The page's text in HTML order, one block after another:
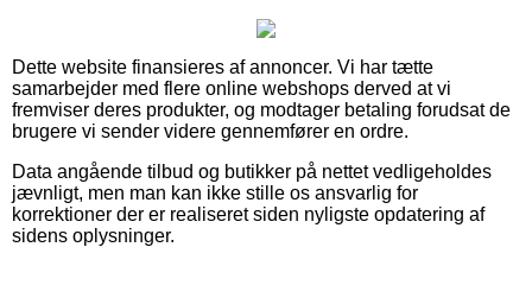
Dette website finansieres af annoncer. Vi har tætte
samarbejder med flere online webshops derved at vi
fremviser deres produkter, og modtager betaling forudsat de
brugere vi sender videre gennemfører en ordre.
Data angående tilbud og butikker på nettet vedligeholdes
jævnligt, men man kan ikke stille os ansvarlig for
korrektioner der er realiseret siden nyligste opdatering af
sidens oplysninger.